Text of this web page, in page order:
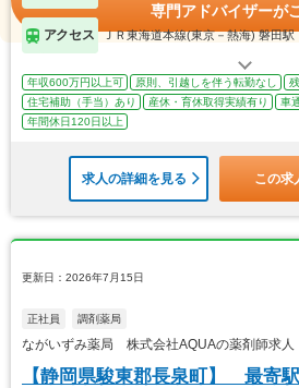
専門アドバイザーが
アクセス ＪＲ東海道本線(東京－熱海) 磐田駅
年収600万円以上可 原則、引越しを伴う転勤なし
住宅補助（手当）あり
産休・育休取得実績有り 車
年間休日120日以上
求人の詳細を見る この求
更新日：2026年7月15日
正社員 調剤薬局
ながいずみ薬局 株式会社AQUAの薬剤師求人
【静岡県駿東郡長泉町】 最寄